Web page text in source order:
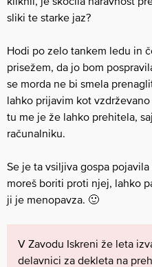
sliki te starke jaz?
Hodi po zelo tankem ledu in
prisežem, da jo bom
se morda ne bi smela
lahko prijavim kot
tu me je že lahko prehitela,
računalniku.
Se je ta vsiljiva gospa
moreš boriti proti njej, lahko
ji je menopavza. 🙂
V Zavodu Iskreni že leta
delavnici za dekleta na